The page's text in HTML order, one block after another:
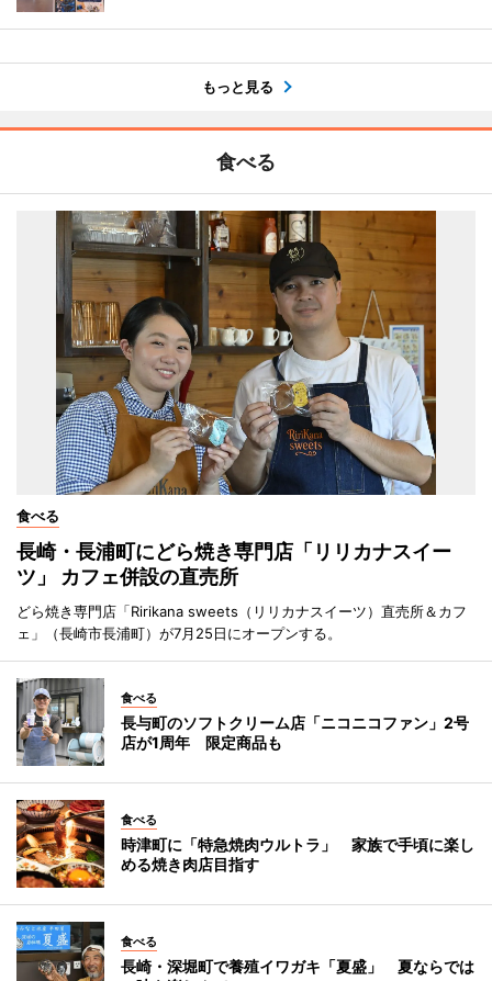
もっと見る
食べる
食べる
長崎・長浦町にどら焼き専門店「リリカナスイー
ツ」 カフェ併設の直売所
どら焼き専門店「Ririkana sweets（リリカナスイーツ）直売所＆カフ
ェ」（長崎市長浦町）が7月25日にオープンする。
食べる
長与町のソフトクリーム店「ニコニコファン」2号
店が1周年 限定商品も
食べる
時津町に「特急焼肉ウルトラ」 家族で手頃に楽し
める焼き肉店目指す
食べる
長崎・深堀町で養殖イワガキ「夏盛」 夏ならでは